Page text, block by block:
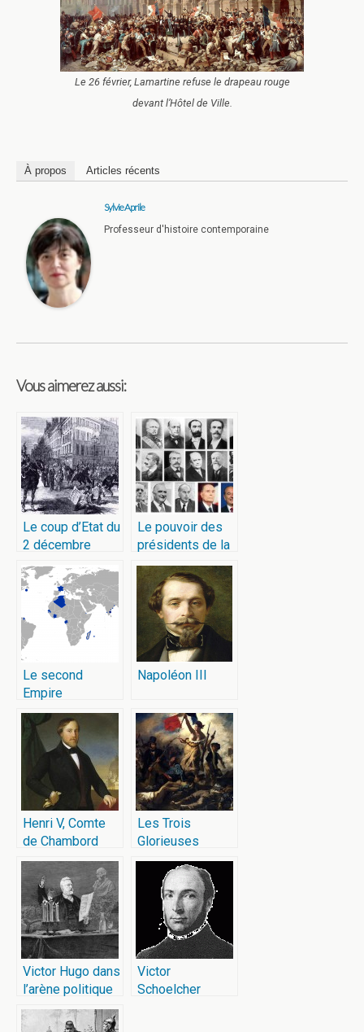
Le 26 février, Lamartine refuse le drapeau rouge
devant l’Hôtel de Ville.
À propos Articles récents
Sylvie Aprile
Professeur d'histoire contemporaine
Vous aimerez aussi:
Le coup d’Etat du
2 décembre
1851
Le pouvoir des
présidents de la
république
Le second
Empire
Napoléon III
Henri V, Comte
de Chambord
Les Trois
Glorieuses
Victor Hugo dans
l’arène politique
Victor
Schoelcher